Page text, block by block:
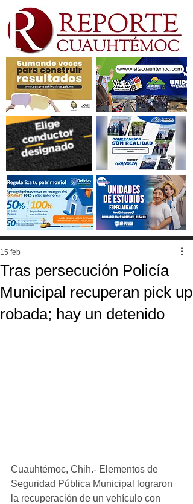
Tras persecución Policía
Municipal recuperan pick up
robada; hay un detenido
15 feb
Cuauhtémoc, Chih.- Elementos de
Seguridad Pública Municipal lograron
la recuperación de un vehículo con